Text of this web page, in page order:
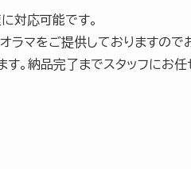
対応可能です。
マをご提供しておりますので
。納品完了までスタッフにお任